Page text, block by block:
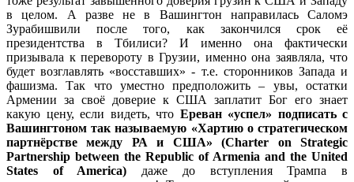
в целом. А разве не в Вашингтон направилась Саломэ
Зурабишвили после того, как закончился срок её
президентства в Тбилиси? И именно она фактически
призывала к перевороту в Грузии, именно она заявляла, что
будет возглавлять «восставших» - т.е. сторонников Запада и
фашизма. Так что уместно предположить – увы, остатки
Армении за своё доверие к США заплатит Бог его знает
какую цену, если видеть, что Ереван «успел» подписать с
Вашингтоном так называемую «Хартию о стратегическом
партнёрстве между РА и США» (Charter on Strategic
Partnership between the Republic of Armenia and the United
States of America) даже до вступления Трампа в